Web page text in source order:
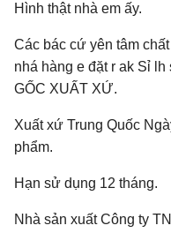
Hình thật nhà em ấy.
Các bác cứ yên tâm
nhá hàng e đặt r ak Sỉ
GỐC XUẤT XỨ.
Xuất xứ Trung Quốc
phẩm.
Hạn sử dụng 12 tháng.
Nhà sản xuất Công ty